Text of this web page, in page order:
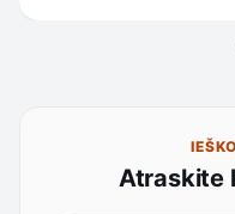
Atraskite